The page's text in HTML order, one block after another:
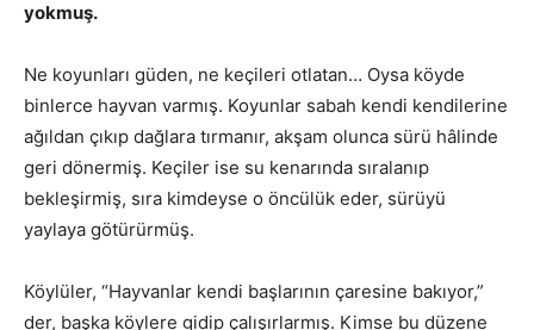
yokmuş.
Ne koyunları güden, ne keçileri otlatan… Oysa köyde
binlerce hayvan varmış. Koyunlar sabah kendi kendilerine
ağıldan çıkıp dağlara tırmanır, akşam olunca sürü hâlinde
geri dönermiş. Keçiler ise su kenarında sıralanıp
bekleşirmiş, sıra kimdeyse o öncülük eder, sürüyü
yaylaya götürürmüş.
Köylüler, “Hayvanlar kendi başlarının çaresine bakıyor,”
der, başka köylere gidip çalışırlarmış. Kimse bu düzene